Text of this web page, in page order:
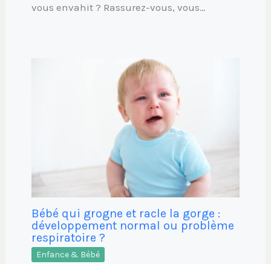
vous envahit ? Rassurez-vous, vous…
Bébé qui grogne et racle la gorge :
développement normal ou problème
respiratoire ?
Enfance & Bébé